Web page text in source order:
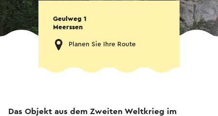
Geulweg 1
Meerssen
Planen Sie Ihre Route
Das Objekt aus dem Zweiten Weltkrieg im